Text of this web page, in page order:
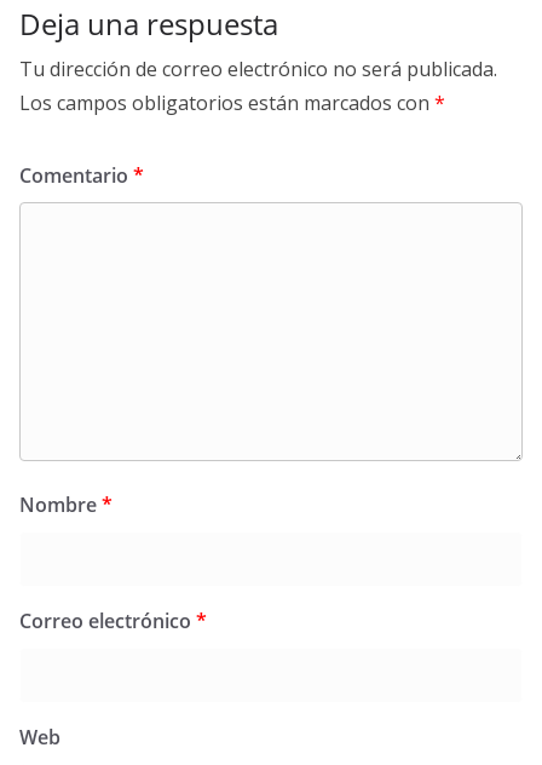
Deja una respuesta
Tu dirección de correo electrónico no será publicada.
Los campos obligatorios están marcados con *
Comentario *
Nombre*
Correo electrónico *
Web